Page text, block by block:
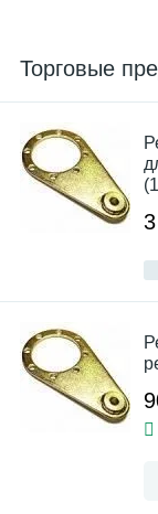
Торговые